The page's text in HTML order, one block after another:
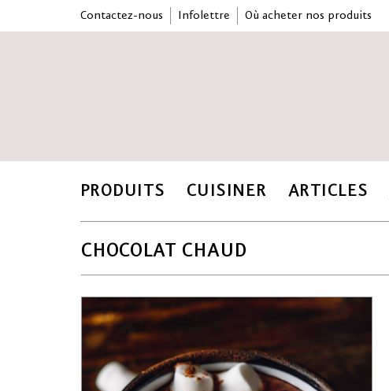
Contactez-nous Infolettre Où acheter nos produits
PRODUITS CUISINER ARTICLES
CHOCOLAT CHAUD